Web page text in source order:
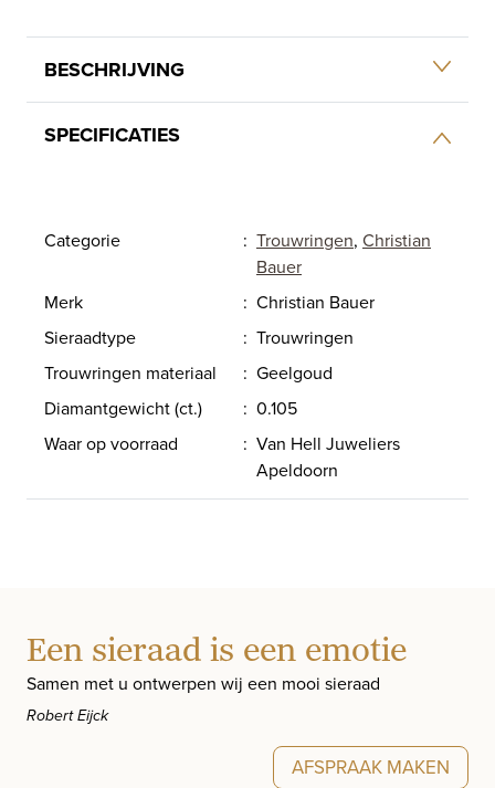
BESCHRIJVING
SPECIFICATIES
Categorie : Trouwringen, Christian
Bauer
Merk
: Christian Bauer
Sieraadtype
: Trouwringen
Trouwringen materiaal
: Geelgoud
Diamantgewicht (ct.)
: 0.105
Waar op voorraad
: Van Hell Juweliers
Apeldoorn
Een sieraad is een emotie
Samen met u ontwerpen wij een mooi sieraad
Robert Eijck
AFSPRAAK MAKEN